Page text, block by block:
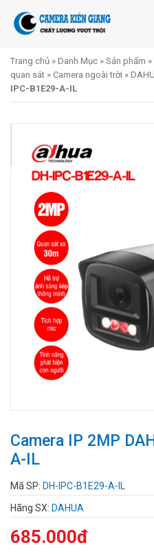
Trang chủ » Danh Mục » Sản phẩm »
quan sát » Camera ngoài trời »
IPC-B1E29-A-IL
Camera IP 2MP
A-IL
Mã SP: DH-IPC-B1E29-A-IL
Hãng SX: DAHUA
685.000đ